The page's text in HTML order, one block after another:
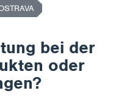
bei der
oder